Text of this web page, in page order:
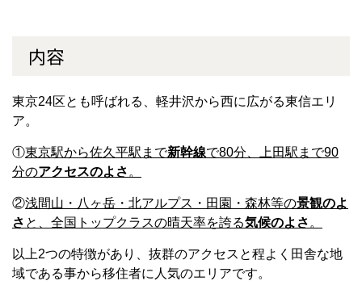
内容
東京24区とも呼ばれる、軽井沢から西に広がる東信エリ
ア。
①東京駅から佐久平駅まで新幹線で80分、上田駅まで90
分のアクセスのよさ 。
②浅間山・八ヶ岳・北アルプス・田園・森林等の景観のよ
さ と、全国トップクラスの晴天率を誇る気候のよさ 。
以上2つの特徴があり、抜群のアクセスと程よく田舎な地
域である事から移住者に人気のエリアです。